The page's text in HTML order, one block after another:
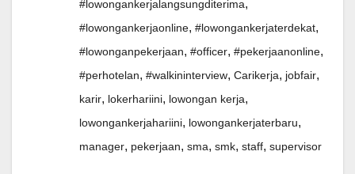
#lowongankerjalangsungditerima,
#lowongankerjaonline, #lowongankerjaterdekat,
#lowonganpekerjaan, #officer, #pekerjaanonline,
#perhotelan, #walkininterview, Carikerja, jobfair,
karir, lokerhariini, lowongan kerja,
lowongankerjahariini, lowongankerjaterbaru,
manager, pekerjaan, sma, smk, staff, supervisor